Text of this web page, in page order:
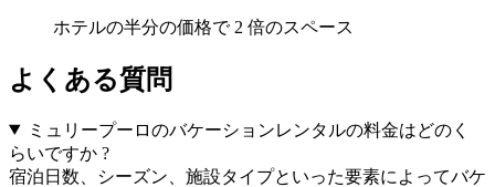
ホテルの半分の価格で 2 倍のスペース
よくある質問
ミュリープーロのバケーションレンタルの料金はどのく
らいですか ?
宿泊日数、シーズン、施設タイプといった要素によってバケ